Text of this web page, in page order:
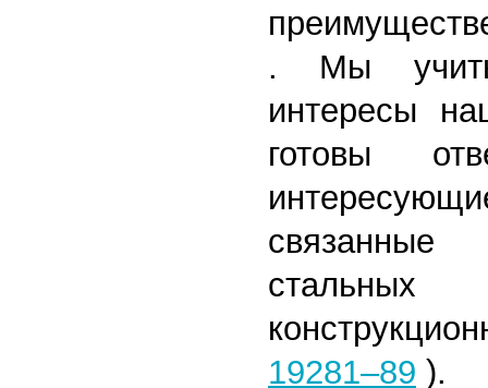
. Мы
интересы
готовы
19281–89 ).